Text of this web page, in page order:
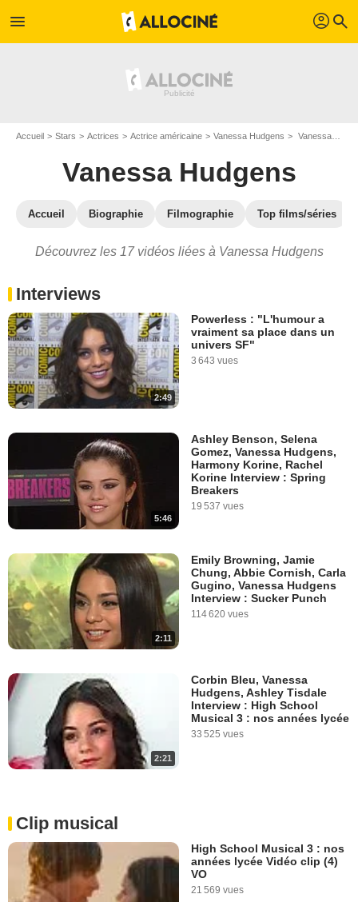
menu profil search
Accueil Stars Actrices Actrice américaine Vanessa Hudgens Vanessa Hudgens : Vidéos
Vanessa Hudgens
Accueil Biographie Filmographie Top films/séries
Découvrez les 17 vidéos liées à Vanessa Hudgens
Interviews
2:49
Powerless : "L'humour a
vraiment sa place dans un
univers SF"
3 643 vues
5:46
Ashley Benson, Selena
Gomez, Vanessa Hudgens,
Harmony Korine, Rachel
Korine Interview : Spring
Breakers
19 537 vues
2:11
Emily Browning, Jamie
Chung, Abbie Cornish, Carla
Gugino, Vanessa Hudgens
Interview : Sucker Punch
114 620 vues
2:21
Corbin Bleu, Vanessa
Hudgens, Ashley Tisdale
Interview : High School
Musical 3 : nos années lycée
33 525 vues
Clip musical
High School Musical 3 : nos
années lycée Vidéo clip (4)
VO
21 569 vues